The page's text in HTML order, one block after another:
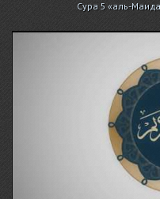
Сура 5 «аль-